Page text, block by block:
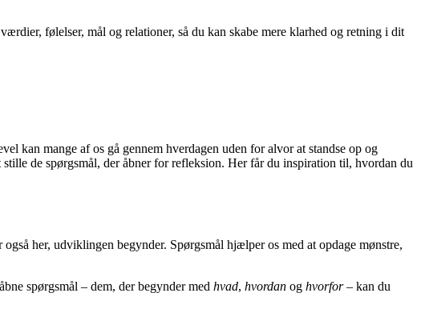
følelser, mål og relationer, så du kan skabe mere klarhed og retning i dit
kan mange af os gå gennem hverdagen uden for alvor at standse op og
de spørgsmål, der åbner for refleksion. Her får du inspiration til, hvordan du
her, udviklingen begynder. Spørgsmål hjælper os med at opdage mønstre,
spørgsmål – dem, der begynder med hvad, hvordan og hvorfor– kan du